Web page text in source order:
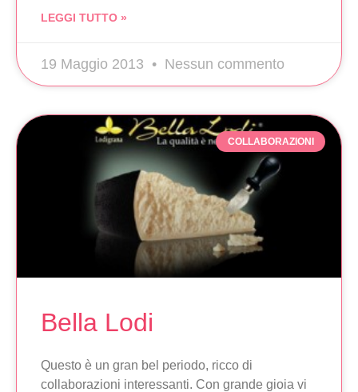
LEGGI TUTTO »
19 Maggio 2013 Nessun commento
COLLABORAZIONI
Bella Lodi
Questo è un gran bel periodo, ricco di
collaborazioni interessanti. Con grande gioia vi